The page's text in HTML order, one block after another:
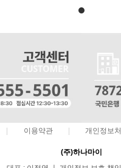
이용약관 개인정보
(주)하나마이